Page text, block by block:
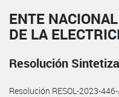
ENTE
DE LA
Resolución
Resolución RESOL-2023-